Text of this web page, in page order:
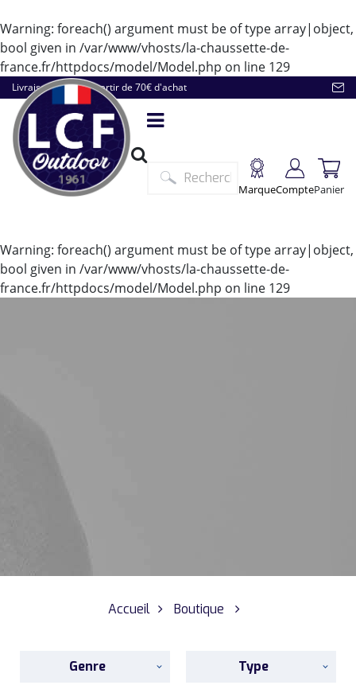
Warning: foreach() argument must be of type array|object,
bool given in /var/www/vhosts/la-chaussette-de-
france.fr/httpdocs/model/Model.php on line 129
Livraison offerte à partir de 70€ d'achat
MarqueComptePanier
Warning: foreach() argument must be of type array|object,
bool given in /var/www/vhosts/la-chaussette-de-
france.fr/httpdocs/model/Model.php on line 129
Accueil Boutique
Genre Type